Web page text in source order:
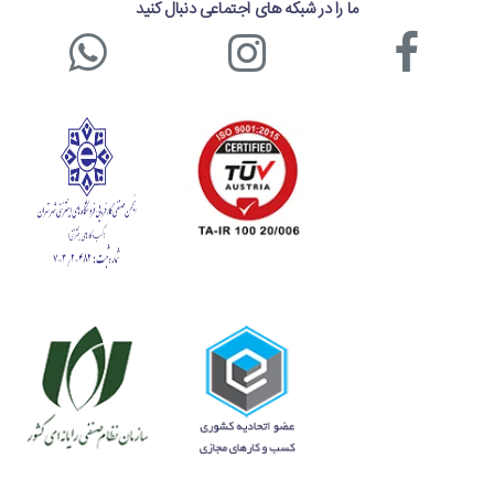
ما را در شبکه های اجتماعی دنبال کنید